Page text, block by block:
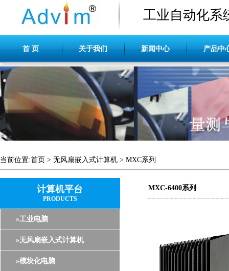
工业自动化系
首 页 关于我们 新闻中心 产品中
当前位置:首页 > 无风扇嵌入式计算机 > MXC系列
计算机平台
PRODUCTS
»工业电脑
»无风扇嵌入式计算机
»模块化电脑
MXC-6400系列